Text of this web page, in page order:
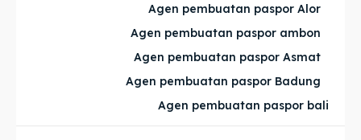
Agen pembuatan paspor Alor
Agen pembuatan paspor ambon
Agen pembuatan paspor Asmat
Agen pembuatan paspor Badung
Agen pembuatan paspor bali